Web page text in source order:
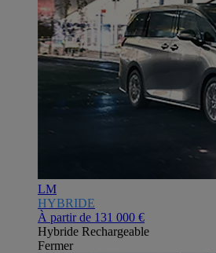
LM
HYBRIDE
À partir de 131 000 €
Hybride Rechargeable
Fermer